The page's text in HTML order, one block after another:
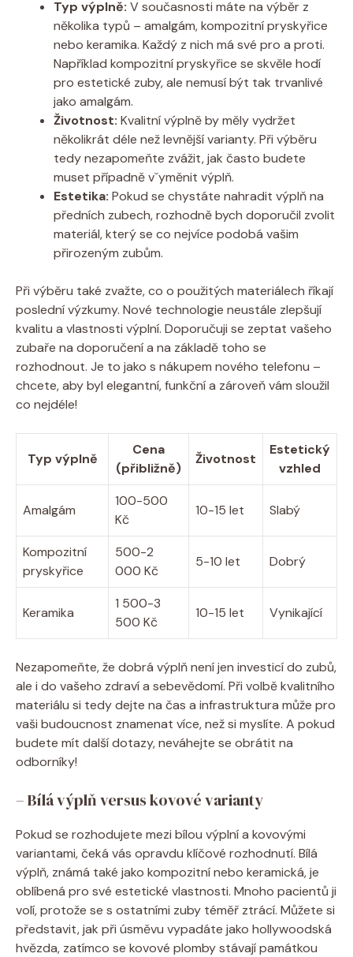
Typ výplně: V současnosti máte na výběr z
několika typů – amalgám, kompozitní pryskyřice
nebo keramika. Každý z nich má své pro a proti.
Například kompozitní pryskyřice se skvěle hodí
pro estetické zuby, ale nemusí být tak trvanlivé
jako amalgám.
Životnost: Kvalitní výplně by měly vydržet
několikrát déle než levnější varianty. Při výběru
tedy nezapomeňte zvážit, jak často budete
muset případně vˇyměnit výplň.
Estetika: Pokud se chystáte nahradit výplň na
předních zubech, rozhodně bych doporučil zvolit
materiál, který se co nejvíce podobá vašim
přirozeným zubům.
Při výběru také zvažte, co o použitých materiálech říkají
poslední výzkumy. Nové technologie neustále zlepšují
kvalitu a vlastnosti výplní. Doporučuji se zeptat vašeho
zubaře na doporučení a na základě toho se
rozhodnout. Je to jako s nákupem nového telefonu –
chcete, aby byl elegantní, funkční a zároveň vám sloužil
co nejdéle!
Typ výplně
Cena
(přibližně)
Životnost
Estetický
vzhled
Amalgám
100-500
Kč
10-15 let Slabý
Kompozitní
pryskyřice
500-2
000 Kč
5-10 let Dobrý
Keramika
1 500-3
500 Kč
10-15 let Vynikající
Nezapomeňte, že dobrá výplň není jen investicí do zubů,
ale i do vašeho zdraví a sebevědomí. Při volbě kvalitního
materiálu si tedy dejte na čas a infrastruktura může pro
vaši budoucnost znamenat více, než si myslíte. A pokud
budete mít další dotazy, neváhejte se obrátit na
odborníky!
– Bílá výplň versus kovové varianty
Pokud se rozhodujete mezi bílou výplní a kovovými
variantami, čeká vás opravdu klíčové rozhodnutí. Bílá
výplň, známá také jako kompozitní nebo keramická, je
oblíbená pro své estetické vlastnosti. Mnoho pacientů ji
volí, protože se s ostatními zuby téměř ztrácí. Můžete si
představit, jak při úsměvu vypadáte jako hollywoodská
hvězda, zatímco se kovové plomby stávají památkou